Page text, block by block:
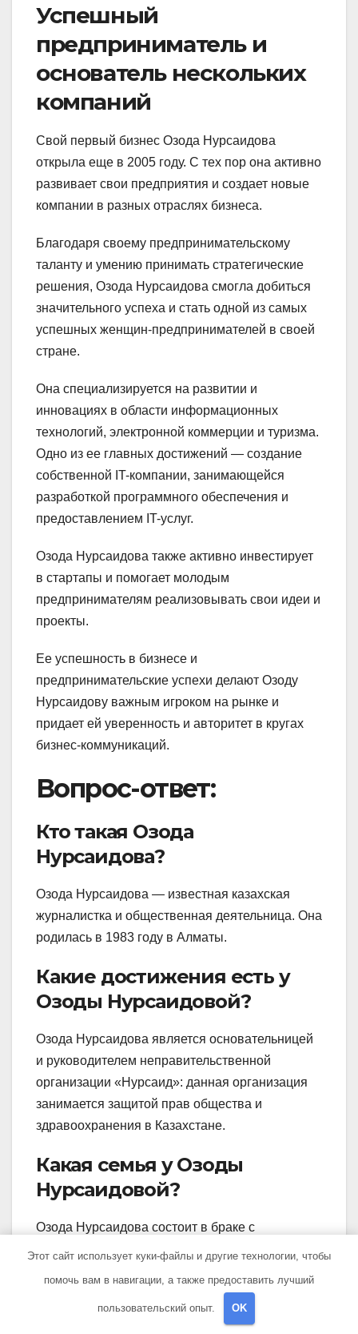
Успешный
предприниматель и
основатель нескольких
компаний
Свой первый бизнес Озода Нурсаидова
открыла еще в 2005 году. С тех пор она активно
развивает свои предприятия и создает новые
компании в разных отраслях бизнеса.
Благодаря своему предпринимательскому
таланту и умению принимать стратегические
решения, Озода Нурсаидова смогла добиться
значительного успеха и стать одной из самых
успешных женщин-предпринимателей в своей
стране.
Она специализируется на развитии и
инновациях в области информационных
технологий, электронной коммерции и туризма.
Одно из ее главных достижений — создание
собственной IT-компании, занимающейся
разработкой программного обеспечения и
предоставлением IT-услуг.
Озода Нурсаидова также активно инвестирует
в стартапы и помогает молодым
предпринимателям реализовывать свои идеи и
проекты.
Ее успешность в бизнесе и
предпринимательские успехи делают Озоду
Нурсаидову важным игроком на рынке и
придает ей уверенность и авторитет в кругах
бизнес-коммуникаций.
Вопрос-ответ:
Кто такая Озода
Нурсаидова?
Озода Нурсаидова — известная казахская
журналистка и общественная деятельница. Она
родилась в 1983 году в Алматы.
Какие достижения есть у
Озоды Нурсаидовой?
Озода Нурсаидова является основательницей
и руководителем неправительственной
организации «Нурсаид»: данная организация
занимается защитой прав общества и
здравоохранения в Казахстане.
Какая семья у Озоды
Нурсаидовой?
Озода Нурсаидова состоит в браке с
казахстанским политологом Досом
Этот сайт использует куки-файлы и другие технологии, чтобы
помочь вам в навигации, а также предоставить лучший
пользовательский опыт. OK